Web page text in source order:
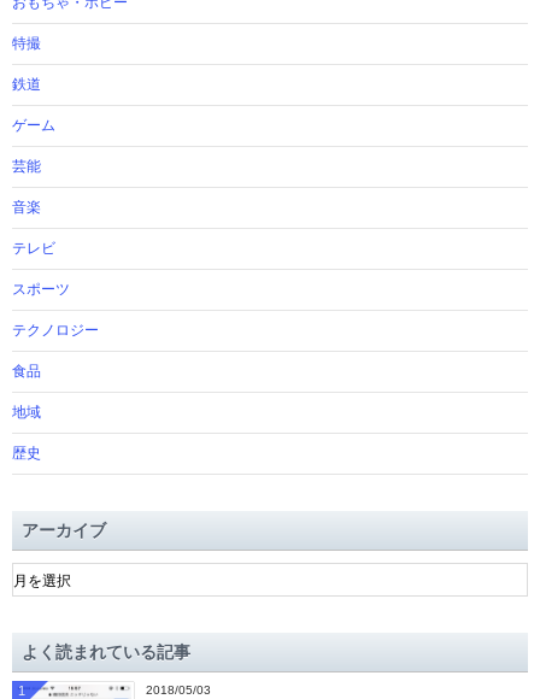
特撮
鉄道
ゲーム
芸能
音楽
テレビ
スポーツ
テクノロジー
食品
地域
歴史
アーカイブ
ア
ー
ブよく読まれている記事
2018/05/03
1